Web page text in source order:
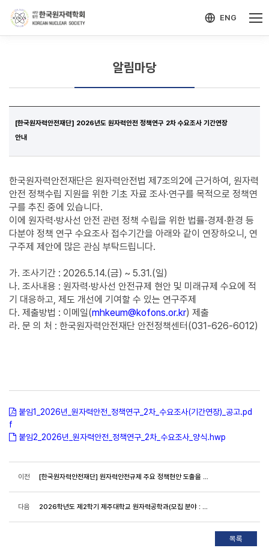
ENG
알림마당
[한국원자력안전재단] 2026년도 원자력안전 정책연구 2차 수요조사 기간연장
안내
한국원자력안전재단은 원자력안전법 제7조의2에 근거하여, 원자력
안전 정책수립 지원을 위한 기초 자료 조사·연구를 목적으로 정책연
구를 추진 중에 있습니다.
이에 원자력·방사선 안전 관련 정책 수립을 위한 법률·경제·환경 등
다분야 정책 연구 수요조사 접수기간을 아래와 같이 연장하오니, 연
구주제 제안에 많은 관심 부탁드립니다.
가. 조사기간 : 2026.5.14.(금) ~ 5.31.(일)
나. 조사내용 : 원자력·방사선 안전규제 현안 및 미래규제 수요에 적
기 대응하고, 제도 개선에 기여할 수 있는 연구주제
다. 제출방법 : 이메일(mhkeum@kofons.or.kr) 제출
라. 문 의 처 : 한국원자력안전재단 안전정책센터(031-626-6012)
붙임1_2026년_원자력안전_정책연구_2차_수요조사(기간연장)_공고.pd
f
붙임2_2026년_원자력안전_정책연구_2차_수요조사_양식.hwp
이전 [한국원자력안전재단] 원자력안전규제 주요 정책현안 도출을 위한 의견 조사(기간연장, ~5월 29일(금))
다음 2026학년도 제2학기 제주대학교 원자력공학과(모집 분야 : 원자력공학) 전임교원 초빙